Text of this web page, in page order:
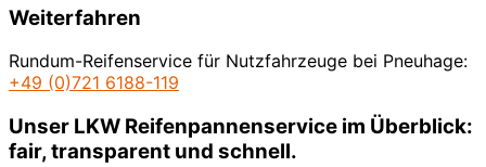
Weiterfahren
Rundum-Reifenservice für Nutzfahrzeuge bei Pneuhage:
+49 (0)721 6188-119
Unser LKW Reifenpannenservice im Überblick:
fair, transparent und schnell.